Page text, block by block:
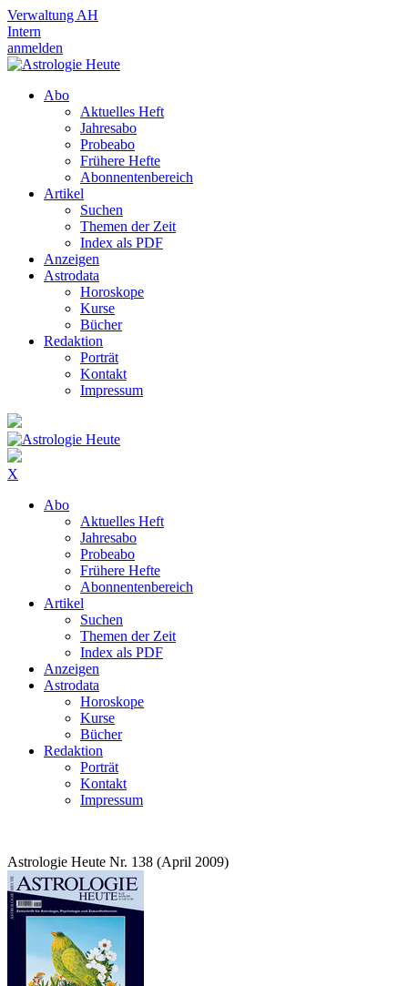
Verwaltung AH
Intern
anmelden
Abo
Aktuelles Heft
Jahresabo
Probeabo
Frühere Hefte
Abonnentenbereich
Artikel
Suchen
Themen der Zeit
Index als PDF
Anzeigen
Astrodata
Horoskope
Kurse
Bücher
Redaktion
Porträt
Kontakt
Impressum
X
Abo
Aktuelles Heft
Jahresabo
Probeabo
Frühere Hefte
Abonnentenbereich
Artikel
Suchen
Themen der Zeit
Index als PDF
Anzeigen
Astrodata
Horoskope
Kurse
Bücher
Redaktion
Porträt
Kontakt
Impressum
Astrologie Heute Nr. 138 (April 2009)